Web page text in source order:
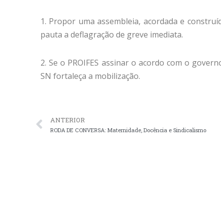
1. Propor uma assembleia, acordada e
pauta a deflagração de greve imediata.
2. Se o PROIFES assinar o acordo com o
SN fortaleça a mobilização.
ANTERIOR
RODA DE CONVERSA: Maternidade, Docência e Sindicalismo